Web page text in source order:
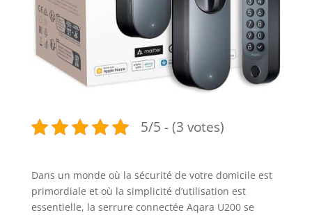
5/5 - (3 votes)
Dans un monde où la sécurité de votre domicile est
primordiale et où la simplicité d’utilisation est
essentielle, la serrure connectée Aqara U200 se